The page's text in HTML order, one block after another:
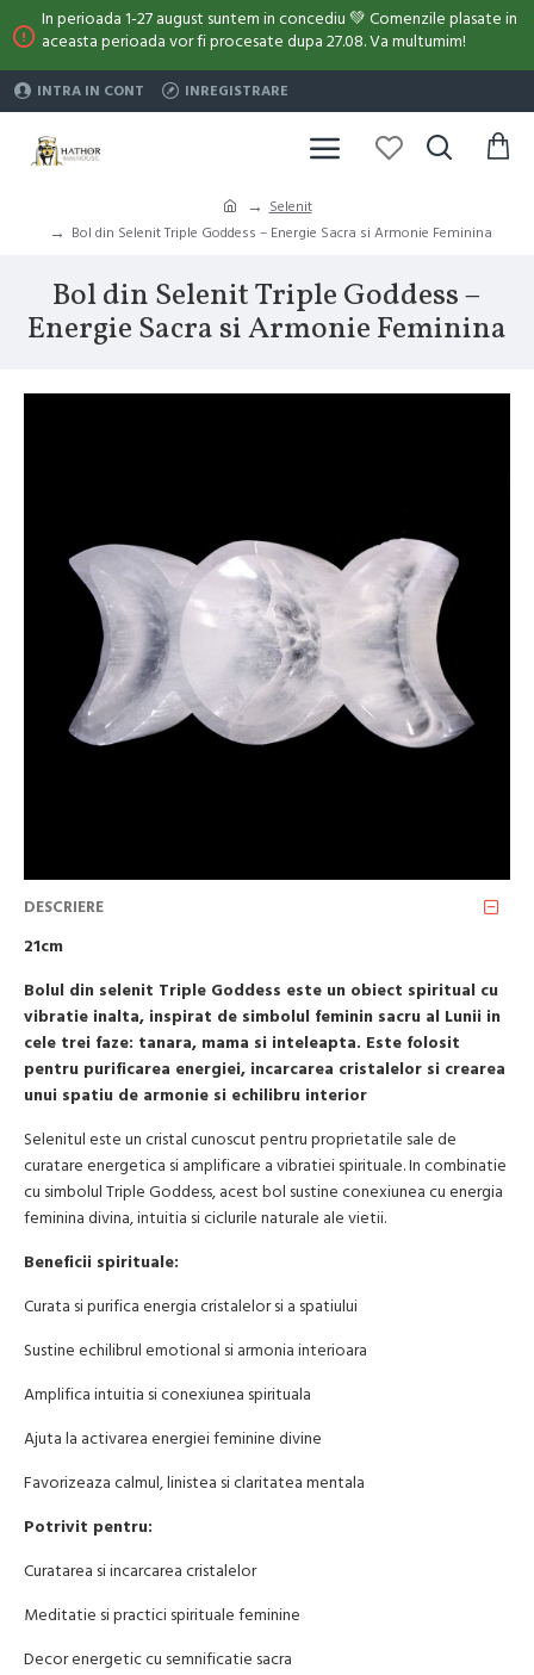
In perioada 1-27 august suntem in concediu 💚 Comenzile plasate in
aceasta perioada vor fi procesate dupa 27.08. Va multumim!
INTRA IN CONT INREGISTRARE
Selenit
Bol din Selenit Triple Goddess – Energie Sacra si Armonie Feminina
Bol din Selenit Triple Goddess –
Energie Sacra si Armonie Feminina
DESCRIERE
21cm
Bolul din selenit Triple Goddess este un obiect spiritual cu
vibratie inalta, inspirat de simbolul feminin sacru al Lunii in
cele trei faze: tanara, mama si inteleapta. Este folosit
pentru purificarea energiei, incarcarea cristalelor si crearea
unui spatiu de armonie si echilibru interior
Selenitul este un cristal cunoscut pentru proprietatile sale de
curatare energetica si amplificare a vibratiei spirituale. In combinatie
cu simbolul Triple Goddess, acest bol sustine conexiunea cu energia
feminina divina, intuitia si ciclurile naturale ale vietii.
Beneficii spirituale:
Curata si purifica energia cristalelor si a spatiului
Sustine echilibrul emotional si armonia interioara
Amplifica intuitia si conexiunea spirituala
Ajuta la activarea energiei feminine divine
Favorizeaza calmul, linistea si claritatea mentala
Potrivit pentru:
Curatarea si incarcarea cristalelor
Meditatie si practici spirituale feminine
Decor energetic cu semnificatie sacra